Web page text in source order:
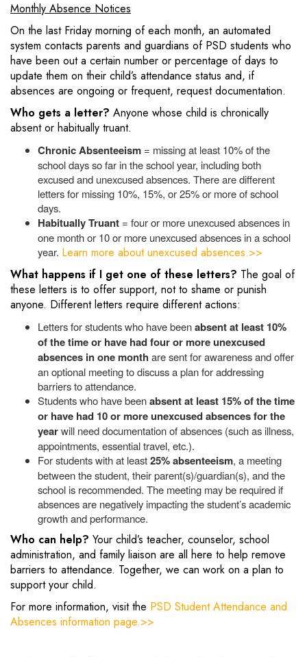
Monthly Absence Notices
On the last Friday morning of each month, an automated
system contacts parents and guardians of PSD students who
have been out a certain number or percentage of days to
update them on their child’s attendance status and, if
absences are ongoing or frequent, request documentation.
Who gets a letter? Anyone whose child is chronically
absent or habitually truant.
Chronic Absenteeism = missing at least 10% of the
school days so far in the school year, including both
excused and unexcused absences. There are different
letters for missing 10%, 15%, or 25% or more of school
days.
Habitually Truant = four or more unexcused absences in
one month or 10 or more unexcused absences in a school
year. Learn more about unexcused absences.>>
What happens if I get one of these letters? The goal of
these letters is to offer support, not to shame or punish
anyone. Different letters require different actions:
Letters for students who have beenabsent at least 10%
of the time or have had four or more unexcused
absences in one month are sent for awareness and offer
an optional meeting to discuss a plan for addressing
barriers to attendance.
Students who have beenabsent at least 15% of the time
or have had 10 or more unexcused absences for the
yearwill need documentation of absences (such as illness,
appointments, essential travel, etc.).
Forstudents with at least25% absenteeism, a meeting
between the student, their parent(s)/guardian(s), and the
school is recommended. The meeting may be required if
absences are negatively impacting the student’s academic
growth and performance.
Who can help? Your child’s teacher, counselor, school
administration, and family liaison are all here to help remove
barriers to attendance. Together, we can work on a plan to
support your child.
For more information, visit the PSD Student Attendance and
Absences information page.>>